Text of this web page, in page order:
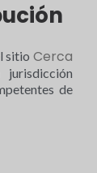
sitio Cerca
de